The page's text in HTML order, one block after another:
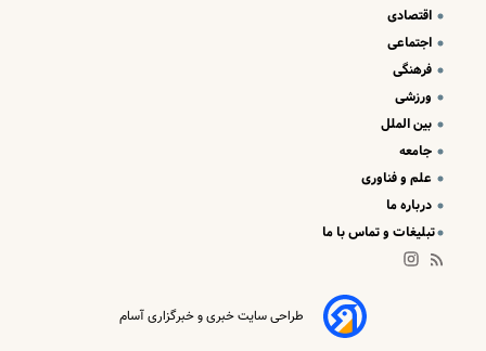
اقتصادی
اجتماعی
فرهنگی
ورزشی
بین الملل
جامعه
علم و فناوری
درباره ما
تبلیغات و تماس با ما
طراحی سایت خبری و خبرگزاری آسام